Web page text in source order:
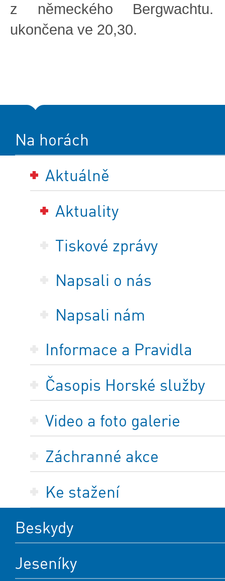
z německého
ukončena ve 20,30.
Na horách
Aktuálně
Aktuality
Tiskové zprávy
Napsali o nás
Napsali nám
Informace a Pravidla
Časopis Horské služby
Video a foto galerie
Záchranné akce
Ke stažení
Beskydy
Jeseníky